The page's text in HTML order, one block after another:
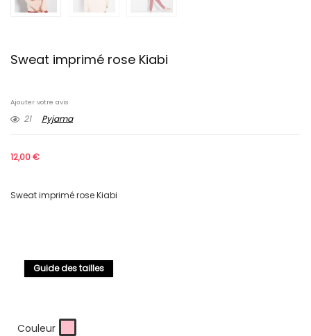
Sweat imprimé rose Kiabi
Ajouter votre avis
21 Pyjama
12,00€
Sweat imprimé rose Kiabi
Guide des tailles
Couleur